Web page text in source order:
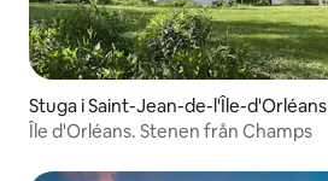
Stuga i Saint-Jean-de-l'Île-d'Orléans
Île d'Orléans. Stenen från Champs